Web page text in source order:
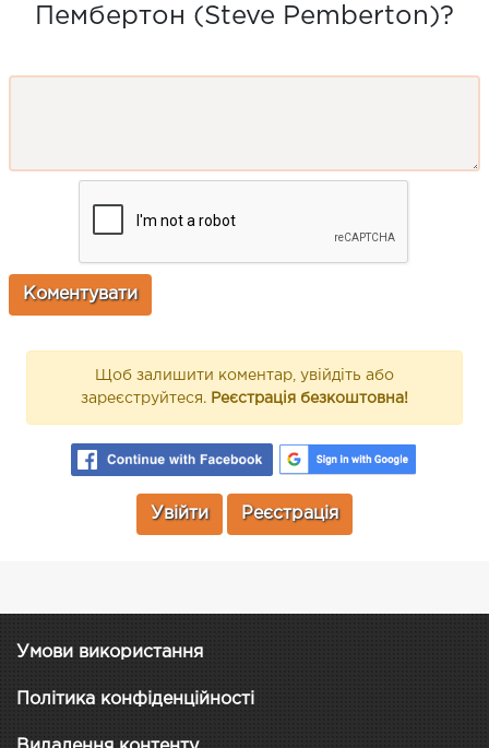
Пембертон (Steve Pemberton)?
Щоб залишити коментар, увійдіть або
зареєструйтеся. Реєстрація безкоштовна!
Увійти Реєстрація
Умови використання
Політика конфіденційності